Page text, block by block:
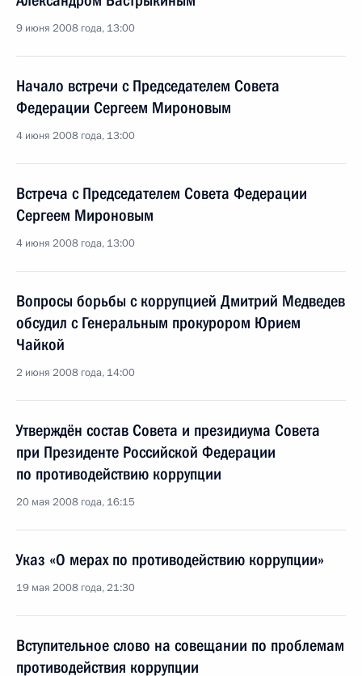
9 июня 2008 года, 13:00
Начало встречи с Председателем Совета
Федерации Сергеем Мироновым
4 июня 2008 года, 13:00
Встреча с Председателем Совета Федерации
Сергеем Мироновым
4 июня 2008 года, 13:00
Вопросы борьбы с коррупцией Дмитрий Медведев
обсудил с Генеральным прокурором Юрием
Чайкой
2 июня 2008 года, 14:00
Утверждён состав Совета и президиума Совета
при Президенте Российской Федерации
по противодействию коррупции
20 мая 2008 года, 16:15
Указ «О мерах по противодействию коррупции»
19 мая 2008 года, 21:30
Вступительное слово на совещании по проблемам
противодействия коррупции